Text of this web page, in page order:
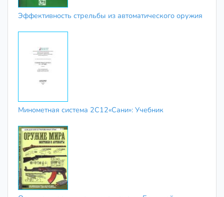
Эффективность стрельбы из автоматического оружия
Минометная система 2С12«Сани»: Учебник